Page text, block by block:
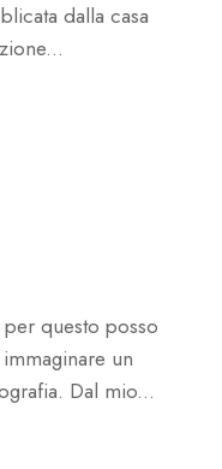
dalla casa
...
questo posso
un
Dal mio...